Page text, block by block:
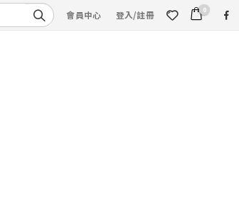
會員中心 登入/註冊 0